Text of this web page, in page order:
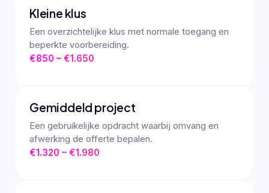
Kleine klus
Een overzichtelijke klus met normale toegang en
beperkte voorbereiding.
€850 – €1.650
Gemiddeld project
Een gebruikelijke opdracht waarbij omvang en
afwerking de offerte bepalen.
€1.320 – €1.980